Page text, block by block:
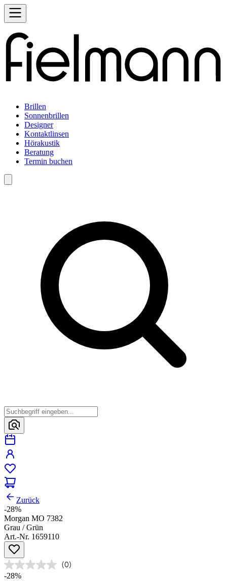
Brillen
Sonnenbrillen
Designer
Kontaktlinsen
Hörakustik
Beratung
Termin buchen
Zurück
-28%
Morgan MO 7382
Grau / Grün
Art.-Nr. 1659110
(0)
-28%